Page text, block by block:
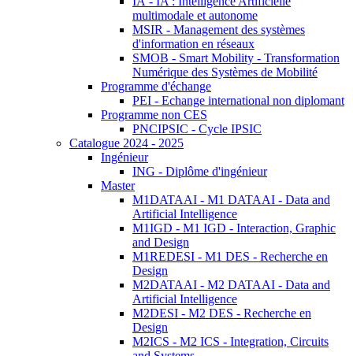
multimodale et autonome
MSIR - Management des systèmes
d'information en réseaux
SMOB - Smart Mobility - Transformation
Numérique des Systèmes de Mobilité
Programme d'échange
PEI - Echange international non diplomant
Programme non CES
PNCIPSIC - Cycle IPSIC
Catalogue 2024 - 2025
Ingénieur
ING - Diplôme d'ingénieur
Master
M1DATAAI - M1 DATAAI - Data and
Artificial Intelligence
M1IGD - M1 IGD - Interaction, Graphic
and Design
M1REDESI - M1 DES - Recherche en
Design
M2DATAAI - M2 DATAAI - Data and
Artificial Intelligence
M2DESI - M2 DES - Recherche en
Design
M2ICS - M2 ICS - Integration, Circuits